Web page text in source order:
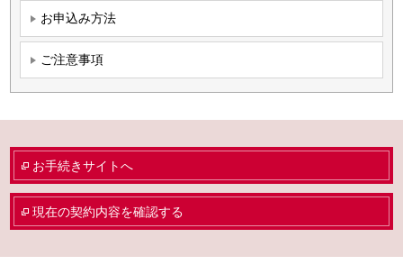
お申込み方法
ご注意事項
お手続きサイトへ
現在の契約内容を確認する